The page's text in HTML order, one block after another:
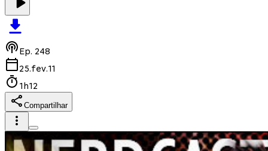
Ep. 248
25.fev.11
1h12
Compartilhar